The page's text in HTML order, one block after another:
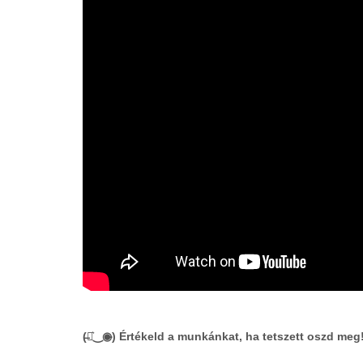
(̶◉͛‿◉̶) Értékeld a munkánkat, ha tetszett oszd